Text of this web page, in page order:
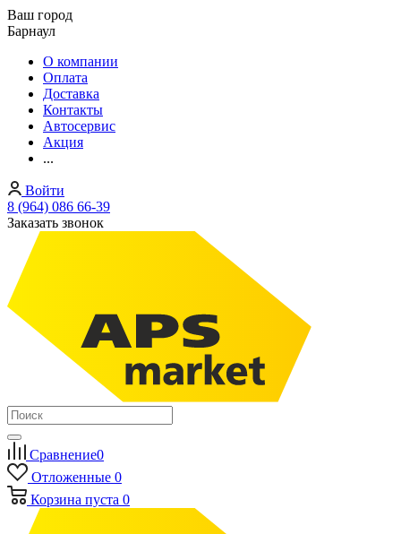
Ваш город
Барнаул
О компании
Оплата
Доставка
Контакты
Автосервис
Акция
...
Войти
8 (964) 086 66-39
Заказать звонок
Сравнение0
Отложенные 0
Корзина пуста 0